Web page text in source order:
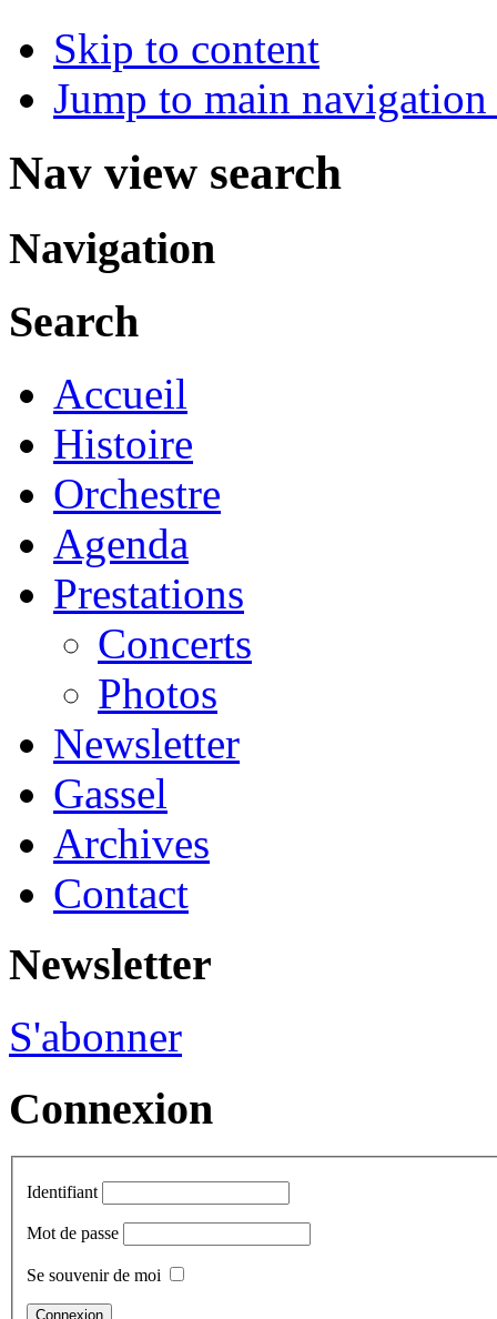
Skip to content
Jump to main
Nav view search
Navigation
Search
Accueil
Histoire
Orchestre
Agenda
Prestations
Concerts
Photos
Newsletter
Gassel
Archives
Contact
Newsletter
S'abonner
Connexion
Identifiant
Mot de passe
Se souvenir de moi